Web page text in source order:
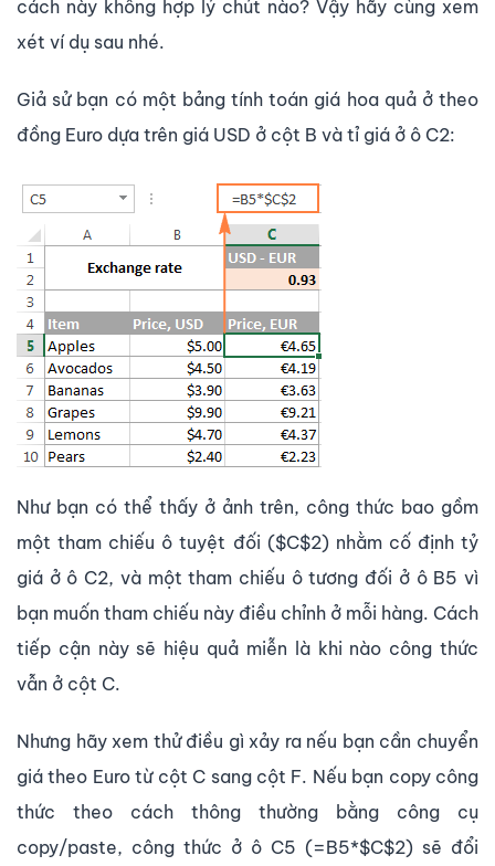
cách này không hợp lý chút nào? Vậy hãy cùng xem
xét ví dụ sau nhé.
Giả sử bạn có một bảng tính toán giá hoa quả ở theo
đồng Euro dựa trên giá USD ở cột B và tỉ giá ở ô C2:
Như bạn có thể thấy ở ảnh trên, công thức bao gồm
một tham chiếu ô tuyệt đối ($C$2) nhằm cố định tỷ
giá ở ô C2, và một tham chiếu ô tương đối ở ô B5 vì
bạn muốn tham chiếu này điều chỉnh ở mỗi hàng. Cách
tiếp cận này sẽ hiệu quả miễn là khi nào công thức
vẫn ở cột C.
Nhưng hãy xem thử điều gì xảy ra nếu bạn cần chuyển
giá theo Euro từ cột C sang cột F. Nếu bạn copy công
thức theo cách thông thường bằng công cụ
copy/paste, công thức ở ô C5 (=B5*$C$2) sẽ đổi